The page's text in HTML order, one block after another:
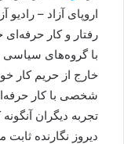
اروپای آزاد – رادیو
رفتار و کار حرفه‌ای
با گروه‌های سیاسی
خارج از حریم کار
شخصی با کار
تجربه دیگران
دیروز نگارنده